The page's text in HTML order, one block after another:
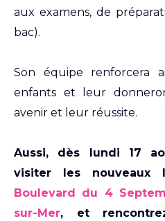
aux examens, de
bac).
Son équipe renforcera
enfants et leur
avenir et leur réussite.
Aussi, dès lundi 17
visiter les nouveaux
Boulevard du 4
sur-Mer, et